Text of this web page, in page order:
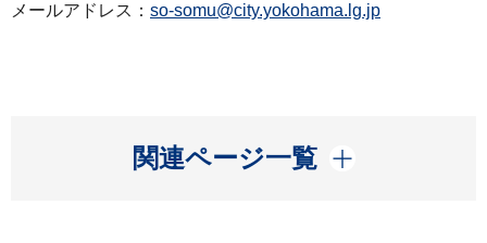
メールアドレス： so-somu@city.yokohama.lg.jp
関連ページ一覧
開く